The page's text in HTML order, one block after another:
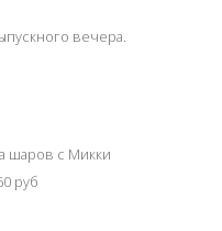
вечера.
шаров с Микки
руб